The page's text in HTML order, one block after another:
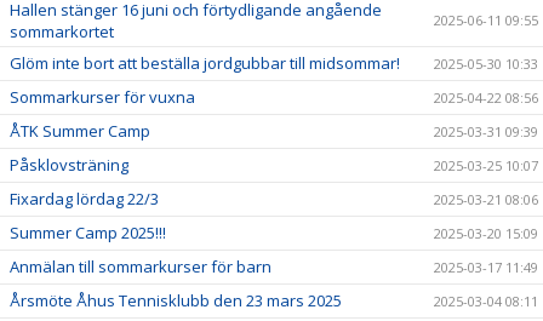
Hallen stänger 16 juni och förtydligande angående
sommarkortet
2025-06-11 09:55
Glöm inte bort att beställa jordgubbar till midsommar! 2025-05-30 10:33
Sommarkurser för vuxna 2025-04-22 08:56
ÅTK Summer Camp 2025-03-31 09:39
Påsklovsträning 2025-03-25 10:07
Fixardag lördag 22/3 2025-03-21 08:06
Summer Camp 2025!!! 2025-03-20 15:09
Anmälan till sommarkurser för barn 2025-03-17 11:49
Årsmöte Åhus Tennisklubb den 23 mars 2025 2025-03-04 08:11